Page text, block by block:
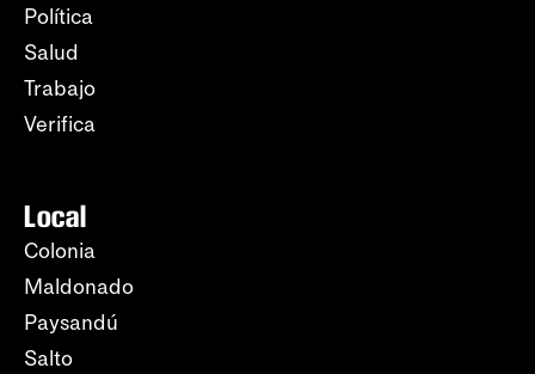
Política
Salud
Trabajo
Verifica
Local
Colonia
Maldonado
Paysandú
Salto